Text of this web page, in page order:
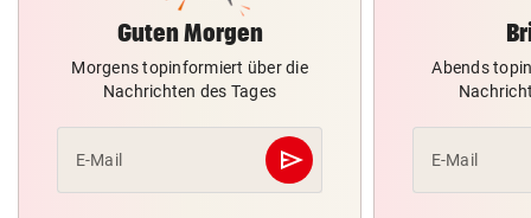
Guten Morgen
Morgens topinformiert über die
Nachrichten des Tages
E-Mail send
Abschicken
Abends
E-Mail